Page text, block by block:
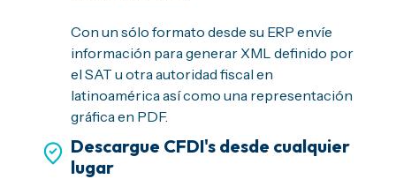
Con un sólo formato desde su ERP envíe
información para generar XML definido por
el SAT u otra autoridad fiscal en
latinoamérica así como una representación
gráfica en PDF.
Descargue CFDI's desde cualquier
lugar